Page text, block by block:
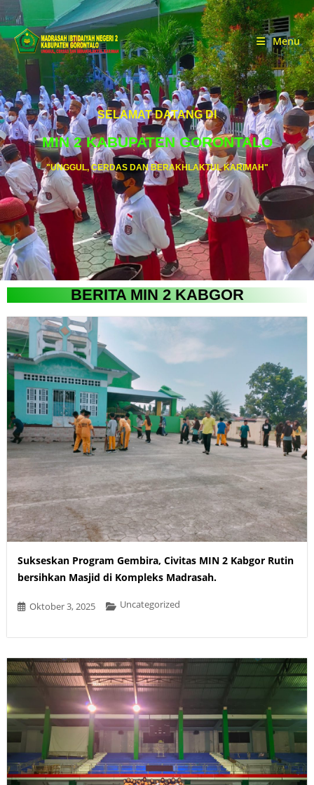
Menu
SELAMAT DATANG DI
MIN 2 KABUPATEN GORONTALO
"UNGGUL, CERDAS DAN BERAKHLAKTUL KARIMAH"
BERITA MIN 2 KABGOR
Sukseskan Program Gembira, Civitas MIN 2 Kabgor Rutin
bersihkan Masjid di Kompleks Madrasah.
Oktober 3, 2025 Uncategorized